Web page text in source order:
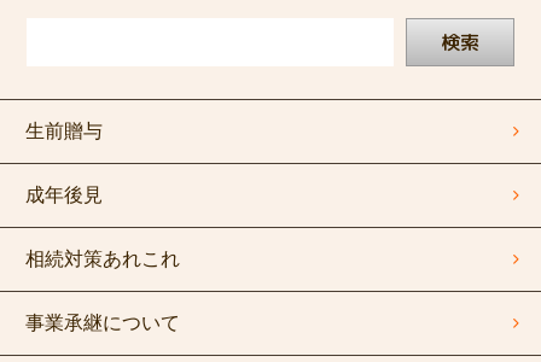
生前贈与
成年後見
相続対策あれこれ
事業承継について
検索